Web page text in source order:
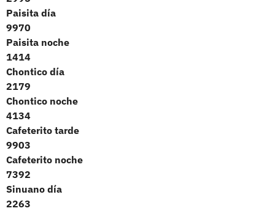
Paisita día
9970
Paisita noche
1414
Chontico día
2179
Chontico noche
4134
Cafeterito tarde
9903
Cafeterito noche
7392
Sinuano día
2263